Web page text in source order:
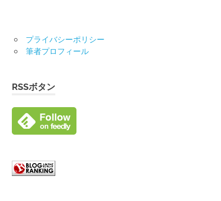
プライバシーポリシー
筆者プロフィール
RSSボタン